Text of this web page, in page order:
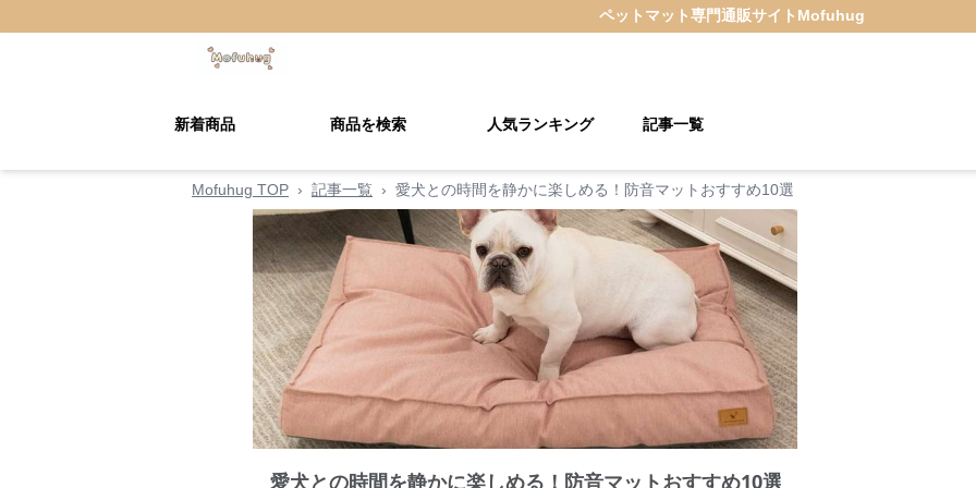
ペットマット専門通販サイト Mofuhug
新着商品 商品を検索 人気ランキング 記事一覧
Mofuhug TOP › 記事一覧 › 愛犬との時間を静かに楽しめる！防音マットおすすめ10選
愛犬との時間を静かに楽しめる！防音マットおすすめ10選